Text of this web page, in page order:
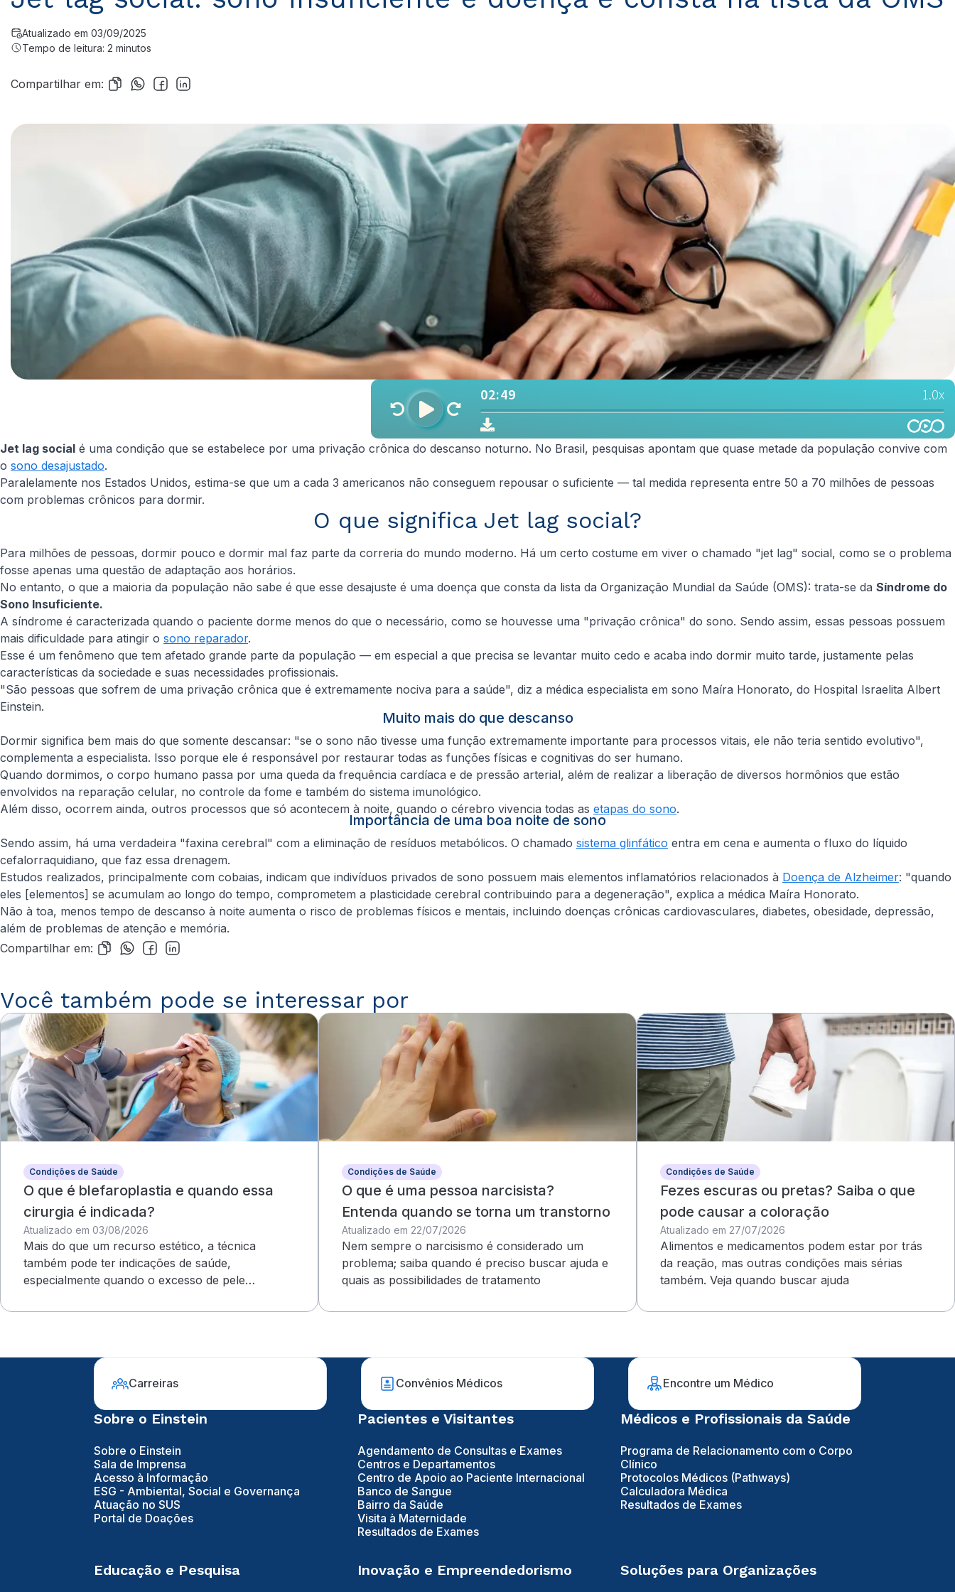
Atualizado em 03/09/2025
Tempo de leitura: 2 minutos
Compartilhar em:
Jet lag social é uma condição que se estabelece por uma privação crônica do descanso noturno. No Brasil, pesquisas apontam que quase metade da população convive com
o sono desajustado.
Paralelamente nos Estados Unidos, estima-se que um a cada 3 americanos não conseguem repousar o suficiente — tal medida representa entre 50 a 70 milhões de pessoas
com problemas crônicos para dormir.
O que significa Jet lag social?
Para milhões de pessoas, dormir pouco e dormir mal faz parte da correria do mundo moderno. Há um certo costume em viver o chamado "jet lag" social, como se o problema
fosse apenas uma questão de adaptação aos horários.
No entanto, o que a maioria da população não sabe é que esse desajuste é uma doença que consta da lista da Organização Mundial da Saúde (OMS): trata-se da Síndrome do
Sono Insuficiente.
A síndrome é caracterizada quando o paciente dorme menos do que o necessário, como se houvesse uma "privação crônica" do sono. Sendo assim, essas pessoas possuem
mais dificuldade para atingir o sono reparador.
Esse é um fenômeno que tem afetado grande parte da população — em especial a que precisa se levantar muito cedo e acaba indo dormir muito tarde, justamente pelas
características da sociedade e suas necessidades profissionais.
"São pessoas que sofrem de uma privação crônica que é extremamente nociva para a saúde", diz a médica especialista em sono Maíra Honorato, do Hospital Israelita Albert
Einstein.
Muito mais do que descanso
Dormir significa bem mais do que somente descansar: "se o sono não tivesse uma função extremamente importante para processos vitais, ele não teria sentido evolutivo",
complementa a especialista. Isso porque ele é responsável por restaurar todas as funções físicas e cognitivas do ser humano.
Quando dormimos, o corpo humano passa por uma queda da frequência cardíaca e de pressão arterial, além de realizar a liberação de diversos hormônios que estão
envolvidos na reparação celular, no controle da fome e também do sistema imunológico.
Além disso, ocorrem ainda, outros processos que só acontecem à noite, quando o cérebro vivencia todas as etapas do sono.
Importância de uma boa noite de sono
Sendo assim, há uma verdadeira "faxina cerebral" com a eliminação de resíduos metabólicos. O chamado sistema glinfático entra em cena e aumenta o fluxo do líquido
cefalorraquidiano, que faz essa drenagem.
Estudos realizados, principalmente com cobaias, indicam que indivíduos privados de sono possuem mais elementos inflamatórios relacionados à Doença de Alzheimer: "quando
eles [elementos] se acumulam ao longo do tempo, comprometem a plasticidade cerebral contribuindo para a degeneração", explica a médica Maíra Honorato.
Não à toa, menos tempo de descanso à noite aumenta o risco de problemas físicos e mentais, incluindo doenças crônicas cardiovasculares, diabetes, obesidade, depressão,
além de problemas de atenção e memória.
Compartilhar em:
Você também pode se interessar por
Condições de Saúde
O que é blefaroplastia e quando essa
cirurgia é indicada?
Atualizado em 03/08/2026
Mais do que um recurso estético, a técnica
também pode ter indicações de saúde,
especialmente quando o excesso de pele
Condições de Saúde
O que é uma pessoa narcisista?
Entenda quando se torna um transtorno
Atualizado em 22/07/2026
Nem sempre o narcisismo é considerado um
problema; saiba quando é preciso buscar ajuda e
quais as possibilidades de tratamento
Condições de Saúde
Fezes escuras ou pretas? Saiba o que
pode causar a coloração
Atualizado em 27/07/2026
Alimentos e medicamentos podem estar por trás
da reação, mas outras condições mais sérias
também. Veja quando buscar ajuda
Carreiras Convênios Médicos Encontre um Médico
Sobre o Einstein
Sobre o Einstein
Sala de Imprensa
Acesso à Informação
ESG - Ambiental, Social e Governança
Atuação no SUS
Portal de Doações
Pacientes e Visitantes
Agendamento de Consultas e Exames
Centros e Departamentos
Centro de Apoio ao Paciente Internacional
Banco de Sangue
Bairro da Saúde
Visita à Maternidade
Resultados de Exames
Médicos e Profissionais da Saúde
Programa de Relacionamento com o Corpo
Clínico
Protocolos Médicos (Pathways)
Calculadora Médica
Resultados de Exames
Educação e Pesquisa Inovação e Empreendedorismo Soluções para Organizações